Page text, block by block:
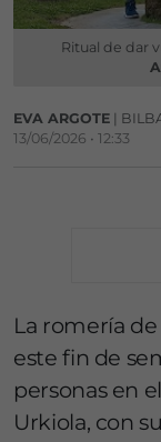
Ritual de dar
EVA ARGOTE |
13/06/2026 • 12:33
La romería
este fin de
personas en
Urkiola, con su